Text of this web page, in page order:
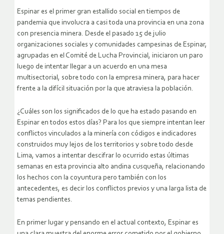
Espinar es el primer gran estallido social en tiempos de
pandemia que involucra a casi toda una provincia en una zona
con presencia minera. Desde el pasado 15 de julio
organizaciones sociales y comunidades campesinas de Espinar,
agrupadas en el Comité de Lucha Provincial, iniciaron un paro
luego de intentar llegar a un acuerdo en una mesa
multisectorial, sobre todo con la empresa minera, para hacer
frente a la difícil situación por la que atraviesa la población.
¿Cuáles son los significados de lo que ha estado pasando en
Espinar en todos estos días? Para los que siempre intentan leer
conflictos vinculados a la minería con códigos e indicadores
construidos muy lejos de los territorios y sobre todo desde
Lima, vamos a intentar descifrar lo ocurrido estas últimas
semanas en esta provincia alto andina cusqueña, relacionando
los hechos con la coyuntura pero también con los
antecedentes, es decir los conflictos previos y una larga lista de
temas pendientes.
En primer lugar y pensando en el actual contexto, Espinar es